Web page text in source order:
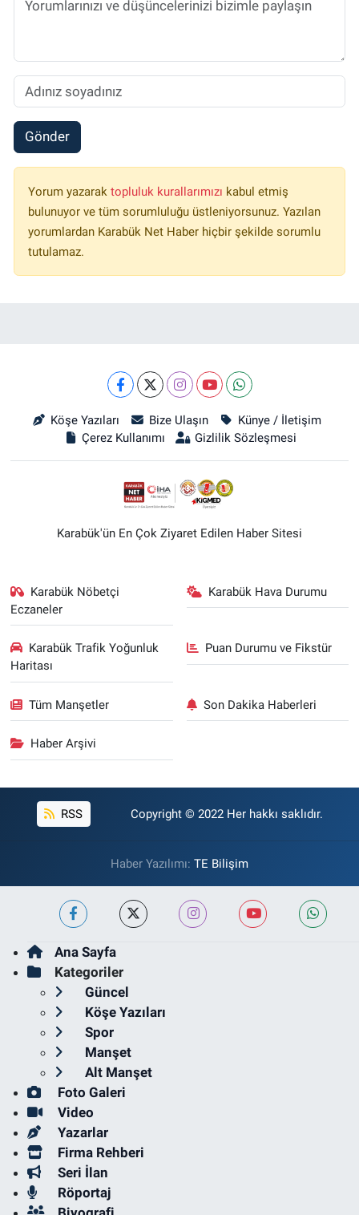
Gönder
Yorum yazarak topluluk kurallarımızı kabul etmiş
bulunuyor ve tüm sorumluluğu üstleniyorsunuz. Yazılan
yorumlardan Karabük Net Haber hiçbir şekilde sorumlu
tutulamaz.
Köşe Yazıları Bize Ulaşın
Künye / İletişim
Çerez Kullanımı
Gizlilik Sözleşmesi
Karabük'ün En Çok Ziyaret Edilen Haber Sitesi
Karabük Nöbetçi
Eczaneler
Karabük Hava Durumu
Karabük Trafik Yoğunluk
Haritası
Puan Durumu ve Fikstür
Tüm Manşetler Son Dakika Haberleri
Haber Arşivi
RSS Copyright © 2022 Her hakkı saklıdır.
Haber Yazılımı: TE Bilişim
Ana Sayfa
Kategoriler
Güncel
Köşe Yazıları
Spor
Manşet
Alt Manşet
Foto Galeri
Video
Yazarlar
Firma Rehberi
Seri İlan
Röportaj